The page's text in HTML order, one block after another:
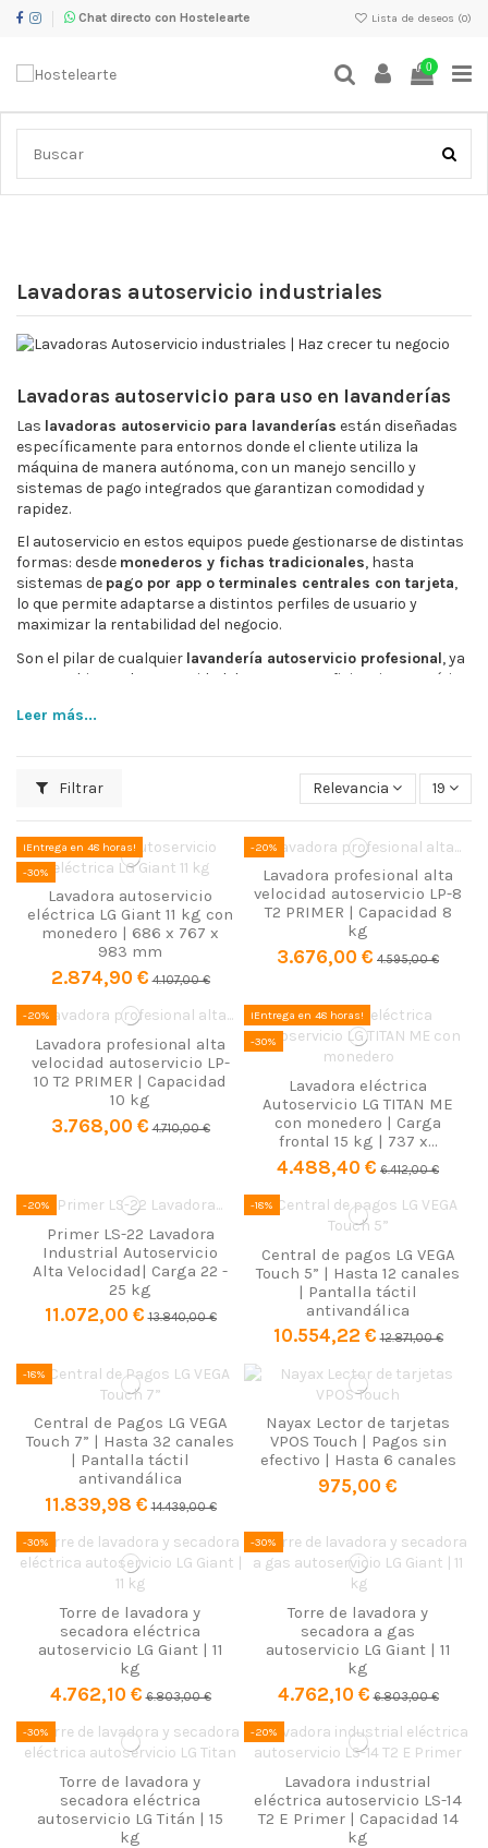
Chat directo con Hostelearte Lista de deseos (0)
0
Inicio Limpieza e higiene para bares y restaurantes
Lavadoras
industriales y profesionales: desde 8 a 100 kg
Lavadoras autoservicio industriales
Lavadoras autoservicio para uso en lavanderías
Las lavadoras autoservicio para lavanderías están diseñadas
específicamente para entornos donde el cliente utiliza la
máquina de manera autónoma, con un manejo sencillo y
sistemas de pago integrados que garantizan comodidad y
rapidez.
El autoservicio en estos equipos puede gestionarse de distintas
formas: desde monederos y fichas tradicionales, hasta
sistemas de pago por app o terminales centrales con tarjeta,
lo que permite adaptarse a distintos perfiles de usuario y
maximizar la rentabilidad del negocio.
Son el pilar de cualquier lavandería autoservicio profesional, ya
que combinan alta capacidad de carga con eficiencia energética
operativos.
Además, estas máquinas se caracterizan por surobustez,
, lo que las convierte en
una inversión estratégica para negocios que buscan ofrecer un
autoservicio.
Leer más...
Filtrar Relevancia 19
¡Entrega en 48 horas!
-30%
Lavadora autoservicio
eléctrica LG Giant 11 kg con
monedero | 686 x 767 x
983 mm
2.874,90 € 4.107,00 €
-20%
Lavadora profesional alta
velocidad autoservicio LP-8
T2 PRIMER | Capacidad 8
kg
3.676,00 € 4.595,00 €
-20%
Lavadora profesional alta
velocidad autoservicio LP-
10 T2 PRIMER | Capacidad
10 kg
3.768,00 € 4.710,00 €
¡Entrega en 48 horas!
-30%
Lavadora eléctrica
Autoservicio LG TITAN ME
con monedero | Carga
frontal 15 kg | 737 x...
4.488,40 € 6.412,00 €
-20%
Primer LS-22 Lavadora
Industrial Autoservicio
Alta Velocidad| Carga 22 -
25 kg
11.072,00 € 13.840,00 €
-18%
Central de pagos LG VEGA
Touch 5” | Hasta 12 canales
| Pantalla táctil
antivandálica
10.554,22 € 12.871,00 €
-18%
Central de Pagos LG VEGA
Touch 7” | Hasta 32 canales
| Pantalla táctil
antivandálica
11.839,98 € 14.439,00 €
Nayax Lector de tarjetas
VPOS Touch | Pagos sin
efectivo | Hasta 6 canales
975,00 €
-30%
Torre de lavadora y
secadora eléctrica
autoservicio LG Giant | 11
kg
4.762,10 € 6.803,00 €
-30%
Torre de lavadora y
secadora a gas
autoservicio LG Giant | 11
kg
4.762,10 € 6.803,00 €
-30%
Torre de lavadora y
secadora eléctrica
autoservicio LG Titán | 15
kg
-20%
Lavadora industrial
eléctrica autoservicio LS-14
T2 E Primer | Capacidad 14
kg